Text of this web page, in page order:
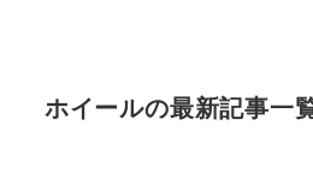
ホイールの最新記事一